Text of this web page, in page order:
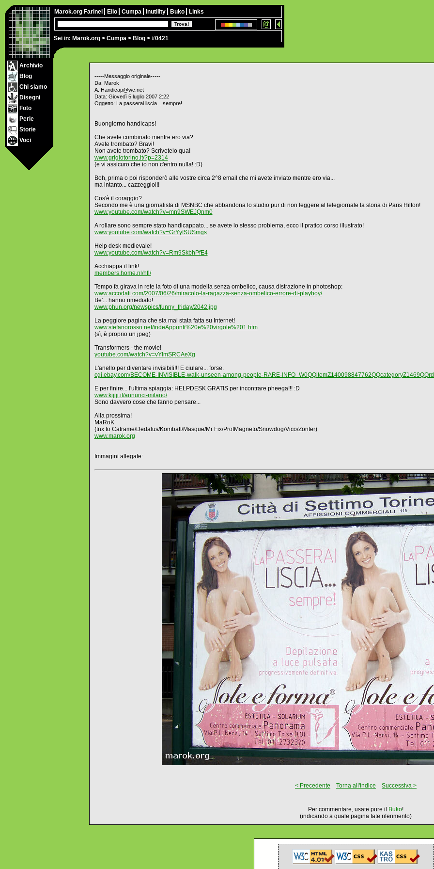
Sei in: Marok.org > Cumpa > Blog > #0421
Marok.org Farinei Elio Cumpa Inutility Buko Links
Archivio
Blog
Chi siamo
Disegni
Foto
Perle
Storie
Voci
-----Messaggio originale-----
Da: Marok
A: Handicap@wc.net
Data: Giovedì 5 luglio 2007 2:22
Oggetto: La passerai liscia... sempre!
Buongiorno handicaps!
Che avete combinato mentre ero via?
Avete trombato? Bravi!
Non avete trombato? Scrivetelo qua!
www.grigiotorino.it/?p=2314
(e vi assicuro che io non c'entro nulla! :D)
Boh, prima o poi risponderò alle vostre circa 2^8 email che mi avete inviato mentre ero via...
ma intanto... cazzeggio!!!
Cos'è il coraggio?
Secondo me è una giornalista di MSNBC che abbandona lo studio pur di non leggere al telegiornale la storia di Paris Hilton!
www.youtube.com/watch?v=mn9SWEJQnm0
A rollare sono sempre stato handicappato... se avete lo stesso problema, ecco il pratico corso illustrato!
www.youtube.com/watch?v=GrYyfSUSmgs
Help desk medievale!
www.youtube.com/watch?v=Rm9SkbhPfE4
Acchiappa il link!
members.home.nl/hfl/
Tempo fa girava in rete la foto di una modella senza ombelico, causa distrazione in photoshop:
www.accodati.com/2007/06/26/miracolo-la-ragazza-senza-ombelico-errore-di-playboy/
Be'... hanno rimediato!
www.phun.org/newspics/funny_friday/2042.jpg
La peggiore pagina che sia mai stata fatta su Internet!
www.stefanorosso.net/indeAppunti%20e%20virgole%201.htm
(sì, è proprio un jpeg)
Transformers - the movie!
youtube.com/watch?v=vYlmSRCAeXg
L'anello per diventare invisibili!!! E ciulare... forse.
cgi.ebay.com/BECOME-INVISIBLE-walk-unseen-among-people-RARE-
E per finire... l'ultima spiaggia: HELPDESK GRATIS per incontrare pheega!!! :D
www.kijiji.it/annunci-milano/
Sono davvero cose che fanno pensare...
Alla prossima!
MaRoK
(tnx to Catrame/Dedalus/Kombatt/Masque/Mr Fix/ProfMagneto/Snowdog/Vico/Zonter)
www.marok.org
Immagini allegate:
< Precedente Torna all'indice Successiva >
Per commentare, usate pure il Buko!
(indicando a quale pagina fate riferimento)